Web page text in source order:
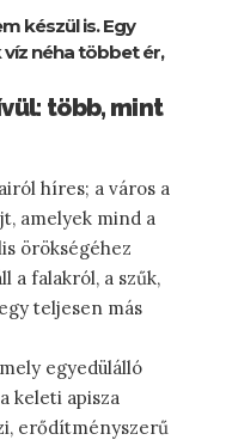
készül is. Egy
néha többet ér,
több, mint
híres; a város a
amelyek mind a
örökségéhez
a falakról, a szűk,
teljesen más
egyedülálló
keleti apisza
erődítményszerű